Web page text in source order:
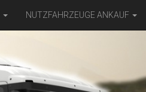
NUTZFAHRZEUGE ANKAUF